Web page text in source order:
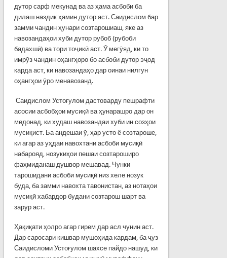
дутор сарф мекунад ва аз ҳама асбоби ба
дилаш наздик ҳамин дутор аст. Саидислом бар
замми чандин ҳунари созтарошиаш, яке аз
навозандаҳои хуби дутор рубоб (рубоби
бадахшӣ) ва тори тоҷикӣ аст. Ӯ мегӯяд, ки то
имрӯз чандин оҳангҳоро бо асбоби дутор эҷод
карда аст, ки навозандаҳо дар оинаи нилгун
оҳангҳои ӯро менавозанд.
Саидислом Устоғулом дастоварду пешрафти
асосии асбобҳои мусиқӣ ва ҳунарашро дар он
медонад, ки худаш навозандаи хуби ин созҳои
мусиқист. Ба андешаи ӯ, ҳар усто ё созтароше,
ки агар аз уҳдаи навохтани асбоби мусиқӣ
набарояд, нозукиҳои пешаи созтароширо
фаҳмиданаш душвор мешавад. Чунки
тарошидани асбоби мусиқӣ низ хеле нозук
буда, ба замми навохта тавонистан, аз нотаҳои
мусиқӣ хабардор будани созтарош шарт ва
зарур аст.
Ҳақиқати ҳолро агар гирем дар асл чунин аст.
Дар саросари кишвар мушоҳида кардам, ба ҷуз
Саидисломи Устоғулом шахсе пайдо нашуд, ки